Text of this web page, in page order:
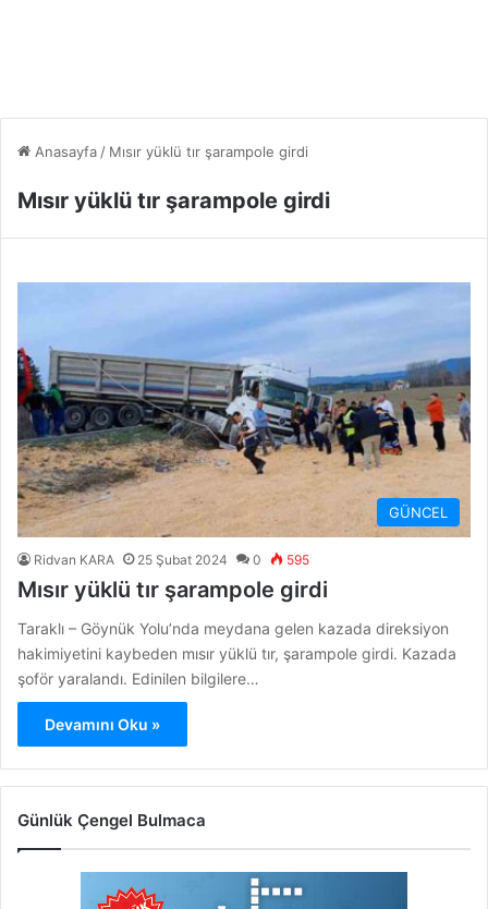
Anasayfa / Mısır yüklü tır şarampole girdi
Mısır yüklü tır şarampole girdi
GÜNCEL
Ridvan KARA 25 Şubat 2024 0 595
Mısır yüklü tır şarampole girdi
Taraklı – Göynük Yolu’nda meydana gelen kazada direksiyon
hakimiyetini kaybeden mısır yüklü tır, şarampole girdi. Kazada
şoför yaralandı. Edinilen bilgilere…
Devamını Oku »
Günlük Çengel Bulmaca